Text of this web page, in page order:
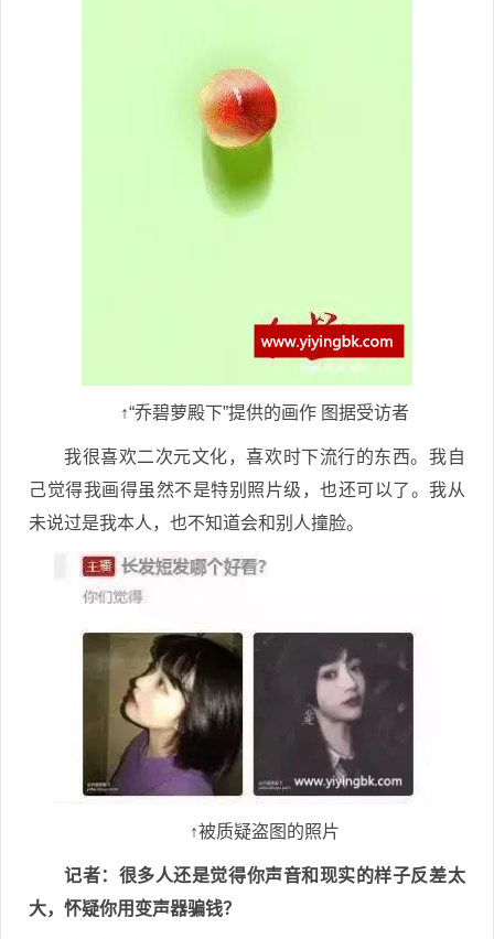
↑“乔碧萝殿下”提供的画作 图据受访者
我很喜欢二次元文化，喜欢时下流行的东西。我自
己觉得我画得虽然不是特别照片级，也还可以了。我从
未说过是我本人，也不知道会和别人撞脸。
↑被质疑盗图的照片
记者：很多人还是觉得你声音和现实的样子反差太
大，怀疑你用变声器骗钱？